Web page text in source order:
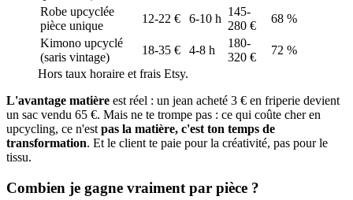
Robe upcyclée
pièce unique
12-22 € 6-10 h
145-
280 €
68 %
Kimono upcyclé
(saris vintage)
18-35 € 4-8 h
180-
320 €
72 %
Hors taux horaire et frais Etsy.
L'avantage matière est réel : un jean acheté 3 € en friperie devient
un sac vendu 65 €. Mais ne te trompe pas : ce qui coûte cher en
upcycling, ce n'estpas la matière, c'est ton temps de
transformation. Et le client te paie pour la créativité, pas pour le
tissu.
Combien je gagne vraiment par pièce ?